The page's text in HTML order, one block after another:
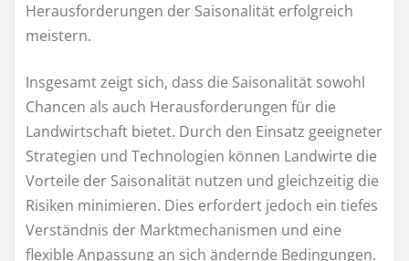
Herausforderungen der Saisonalität erfolgreich
meistern.
Insgesamt zeigt sich, dass die Saisonalität sowohl
Chancen als auch Herausforderungen für die
Landwirtschaft bietet. Durch den Einsatz geeigneter
Strategien und Technologien können Landwirte die
Vorteile der Saisonalität nutzen und gleichzeitig die
Risiken minimieren. Dies erfordert jedoch ein tiefes
Verständnis der Marktmechanismen und eine
flexible Anpassung an sich ändernde Bedingungen.